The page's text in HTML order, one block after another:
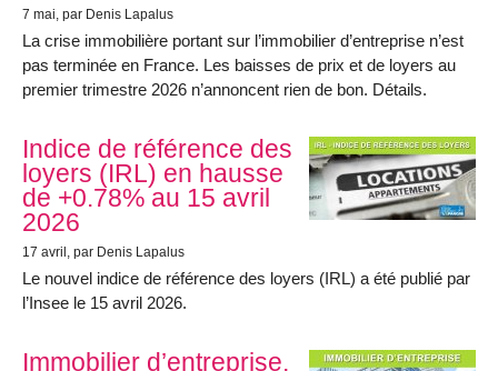
7 mai, par Denis Lapalus
La crise immobilière portant sur l’immobilier d’entreprise n’est
pas terminée en France. Les baisses de prix et de loyers au
premier trimestre 2026 n’annoncent rien de bon. Détails.
Indice de référence des
loyers (IRL) en hausse
de +0.78% au 15 avril
2026
17 avril , par Denis Lapalus
Le nouvel indice de référence des loyers (IRL) a été publié par
l’Insee le 15 avril 2026.
Immobilier d’entreprise,